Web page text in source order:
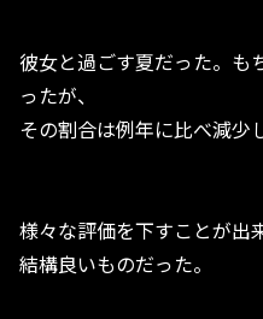
彼女と過ごす夏だった。も
ったが、
その割合は例年に比べ減少
様々な評価を下すことが出
結構良いものだった。